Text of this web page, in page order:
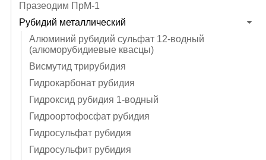
Празеодим ПрМ-1
Рубидий металлический
Алюминий рубидий сульфат 12-водный
(алюморубидиевые квасцы)
Висмутид трирубидия
Гидрокарбонат рубидия
Гидроксид рубидия 1-водный
Гидроортофосфат рубидия
Гидросульфат рубидия
Гидросульфит рубидия